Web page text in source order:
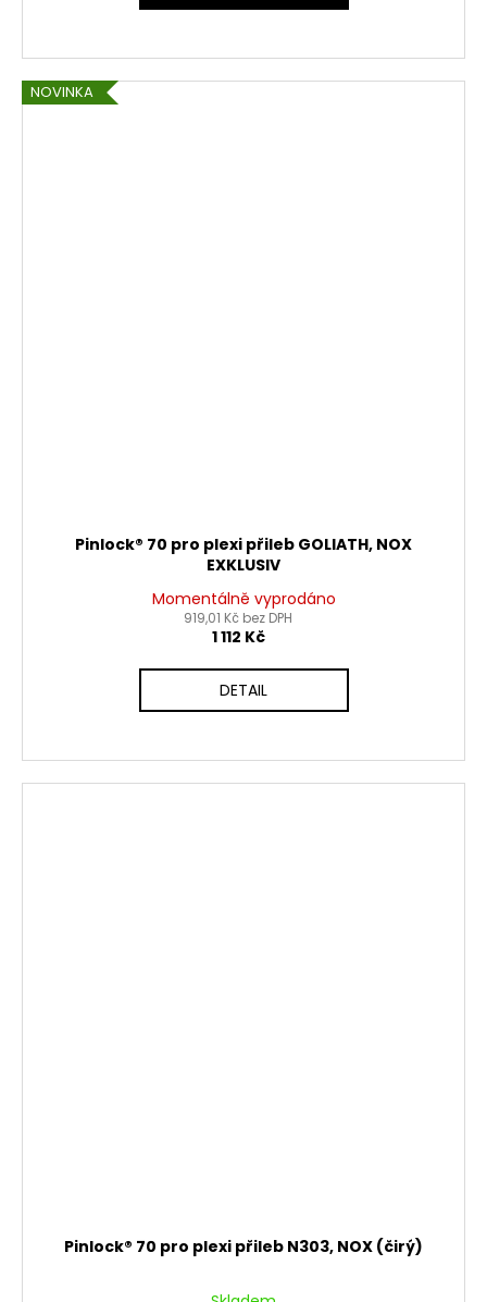
NOVINKA
Pinlock® 70 pro plexi přileb GOLIATH, NOX
EXKLUSIV
Momentálně vyprodáno
919,01 Kč bez DPH
1 112 Kč
DETAIL
Pinlock® 70 pro plexi přileb N303, NOX (čirý)